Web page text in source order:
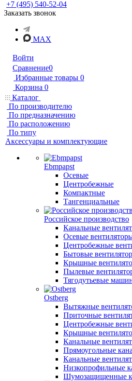
+7 (495) 540-52-04
Заказать звонок
MAX
Войти
Сравнение0
Избранные товары 0
Корзина 0
Каталог
По производителю
По предназначению
По расположению
По типу
Аксессуары и комплектующие
Ebmpapst
Осевые
Центробежные
Компактные
Тангенциальные
Российское производство
Канальные
Осевые
Центробежные
Бытовые
Крышные
Пылевые
Тягодутьевые
Ostberg
Вытяжные
Приточные
Центробежные
Крышные
Канальные
Прямоугольные
Канальные
Низкопрофильные
Шумозащищенные